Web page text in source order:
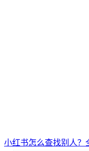
小红书怎么查找别人？